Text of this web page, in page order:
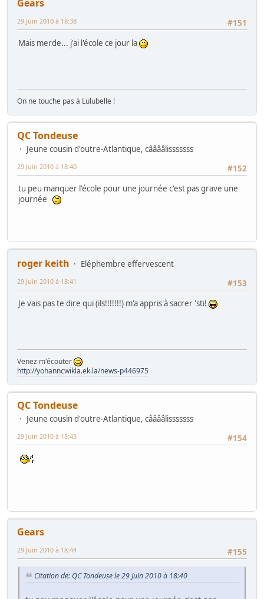
Gears
#151
29 Juin 2010 à 18:38
Mais merde... j'ai l'école ce jour la
On ne touche pas à Lulubelle !
QC Tondeuse
Jeune cousin d'outre-Atlantique, cââââlisssssss
#152
29 Juin 2010 à 18:40
tu peu manquer l'école pour une journée c'est pas grave une
journée
roger keith
Eléphembre effervescent
#153
29 Juin 2010 à 18:41
Je vais pas te dire qui (ils!!!!!!!) m'a appris à sacrer 'sti!
Venez m'écouter
http://yohanncwikla.ek.la/news-p446975
QC Tondeuse
Jeune cousin d'outre-Atlantique, cââââlisssssss
#154
29 Juin 2010 à 18:43
Gears
#155
29 Juin 2010 à 18:44
Citation de: QC Tondeuse le 29 Juin 2010 à 18:40